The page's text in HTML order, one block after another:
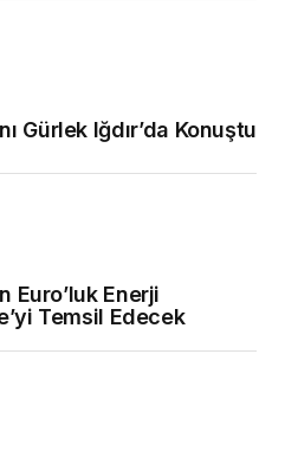
Gürlek Iğdır’da Konuştu
Euro’luk Enerji
Temsil Edecek